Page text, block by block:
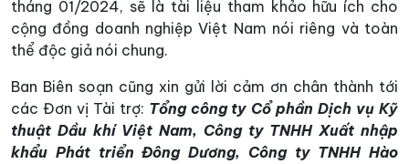
tháng 01/2024, sẽ là tài liệu tham khảo hữu ích cho
cộng đồng doanh nghiệp Việt Nam nói riêng và toàn
thể độc giả nói chung.
Ban Biên soạn cũng xin gửi lời cảm ơn chân thành tới
các Đơn vị Tài trợ: Tổng công ty Cổ phần Dịch vụ Kỹ
thuật Dầu khí Việt Nam, Công ty TNHH Xuất nhập
khẩu Phát triển Đông Dương, Công ty TNHH Hào